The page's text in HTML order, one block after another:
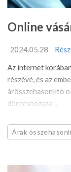
Online
2024.05.28
Az internet
részévé, és az
árösszehasonlító
döntéshozata ...
Árak